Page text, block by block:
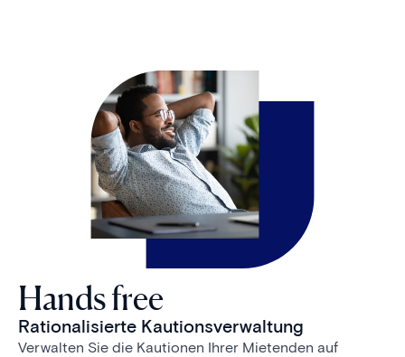
Hands free
Rationalisierte Kautionsverwaltung
Verwalten Sie die Kautionen Ihrer Mietenden auf